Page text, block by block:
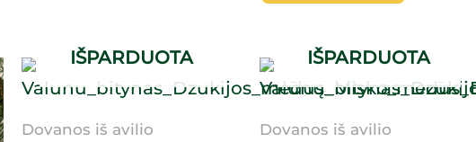
IŠPARDUOTA
Dovanos iš avilio
IŠPARDUOTA
Dovanos iš avilio